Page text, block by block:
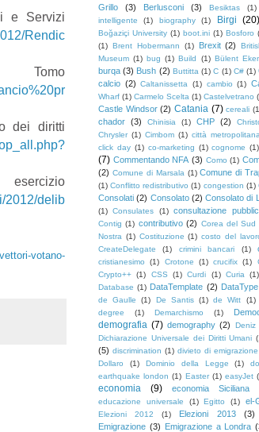
e Servizi
Rendic
dei diritti
2012/delib
votano-
Grillo
(3) Berlusconi (3) Besiktas (1)
intelligente
(1) biography (1) Birgi (20)
Boğaziçi University (1) boot.ini (1) Bosforo
(1) Brent Hobermann (1) Brexit (2)
Museum (1) bug (1) Build (1) Bülent
burqa (3) Bush (2) Buttitta (1) C (1) C# (1)
calcio (2) Caltanissetta (1) cambio (1)
Wharf (1) Carmelo Scelta (1) Castelvetrano
Castle Windsor (2) Catania (7) cereali
chador (3) Chinisia (1) CHP (2)
Chrysler (1) Cimbom (1) città metropolitana
click day (1) co-marketing (1) cognome (1)
(7) Commentando NFA (3) Como (1)
(2) Comune di Marsala (1) Comune di
(1) Conflitto redistributivo (1) congestion (1)
Consolati (2) Consolato (2) Consolato di
(1) Consulates (1) consultazione
Contig (1) contributivo (2) Corea del Sud
Nostra (1) Costituzione (1) costo del
CreateDelegate
(1) crimini bancari (1)
cristianesimo (1) Crotone (1) crucifix (1)
Crypto++ (1) CSS (1) Curdi (1) Curia (1)
Database (1) DataTemplate (2) DataType
de Gaulle (1) De Santis (1) de Witt (1)
degree (1) Demarchismo (1)
demografia (7) demography (2) Deniz
Dichiarazione Universale dei Diritti Umani
(5) discrimination (1) divieto di emigrazione
Dollaro
(1) Dominio della Legge (1)
earthquake london (1) Easter (1) easyJet
economia (9) economia Siciliana
educazione universale (1) Egitto (1) el-
Elezioni 2012 (1) Elezioni 2013 (3)
Emigrazione (3) Emigrazione a Londra